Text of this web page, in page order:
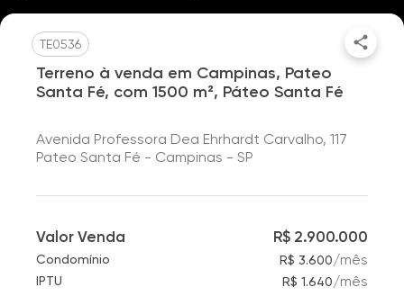
TE0536
Terreno à venda em Campinas, Pateo
Santa Fé, com 1500 m², Páteo Santa Fé
Avenida Professora Dea Ehrhardt Carvalho, 117
Pateo Santa Fé - Campinas - SP
Valor Venda R$ 2.900.000
Condomínio R$ 3.600/mês
IPTU R$ 1.640/mês